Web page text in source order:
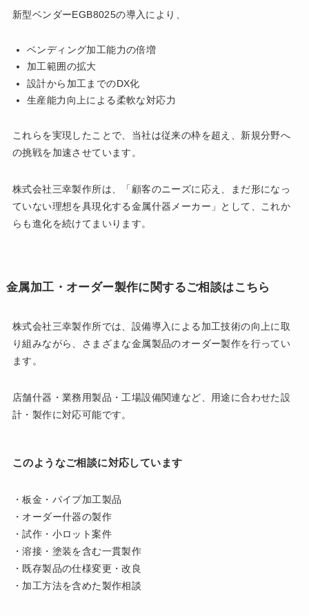
新型ベンダーEGB8025の導入により、
ベンディング加工能力の倍増
加工範囲の拡大
設計から加工までのDX化
生産能力向上による柔軟な対応力
これらを実現したことで、当社は従来の枠を超え、新規分野へ
の挑戦を加速させています。
株式会社三幸製作所は、「顧客のニーズに応え、まだ形になっ
ていない理想を具現化する金属什器メーカー」として、これか
らも進化を続けてまいります。
金属加工・オーダー製作に関するご相談はこちら
株式会社三幸製作所では、設備導入による加工技術の向上に取
り組みながら、さまざまな金属製品のオーダー製作を行ってい
ます。
店舗什器・業務用製品・工場設備関連など、用途に合わせた設
計・製作に対応可能です。
このようなご相談に対応しています
・板金・パイプ加工製品
・オーダー什器の製作
・試作・小ロット案件
・溶接・塗装を含む一貫製作
・既存製品の仕様変更・改良
・加工方法を含めた製作相談